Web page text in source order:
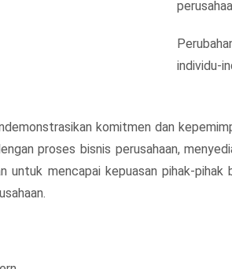
individu-
komitmen dan
proses bisnis perusahaan,
untuk mencapai kepuasan pihak-